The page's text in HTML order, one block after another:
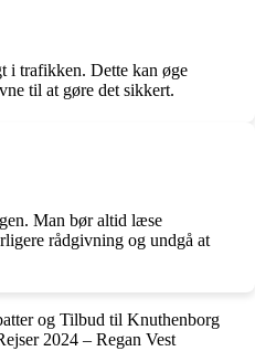
i trafikken. Dette kan øge
til at gøre det sikkert.
Man bør altid læse
rådgivning og undgå at
og Tilbud til Knuthenborg
2024 – Regan Vest